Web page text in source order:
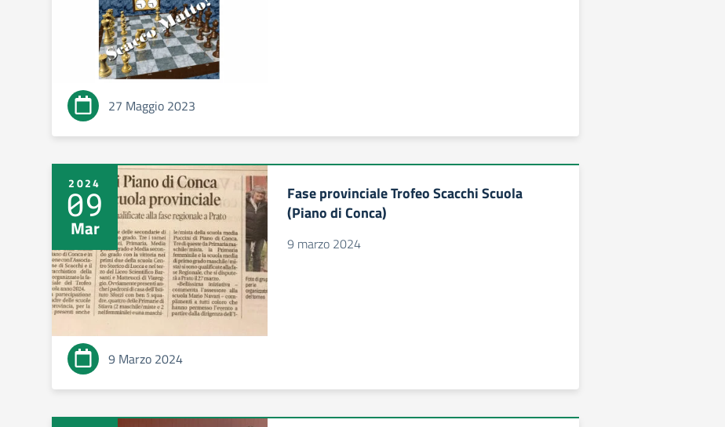
27 Maggio 2023
2024
09
Mar
Fase provinciale Trofeo Scacchi Scuola
(Piano di Conca)
9 marzo 2024
9 Marzo 2024